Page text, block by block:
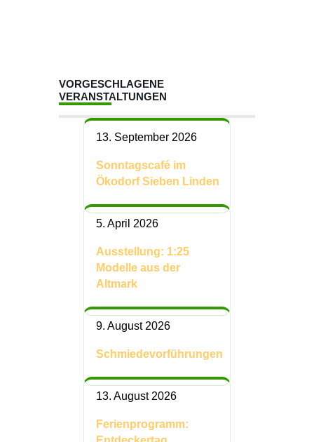
VORGESCHLAGENE
VERANSTALTUNGEN
13. September 2026
Sonntagscafé im
Ökodorf Sieben Linden
5. April 2026
Ausstellung: 1:25
Modelle aus der
Altmark
9. August 2026
Schmiedevorführungen
13. August 2026
Ferienprogramm: